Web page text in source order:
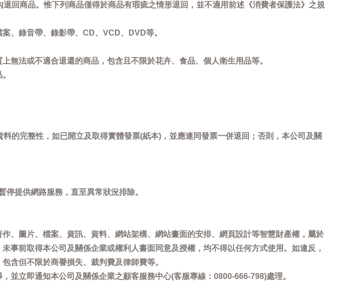
回商品。惟下列商品僅得於商品有瑕疵之情形退回，並不適用前述《消費者保護法》之規
、錄音帶、錄影帶、CD、VCD、DVD等。
無法或不適合退還的商品，包含且不限於花卉、食品、個人衛生用品等。
的完整性，如已開立及取得實體發票(紙本)，並應連同發票一併退回；否則，本公司及關
提供網路服務，直至異常狀況排除。
、圖片、檔案、資訊、資料、網站架構、網站畫面的安排、網頁設計等智慧財產權，屬於
事前取得本公司及關係企業或權利人書面同意及授權，均不得以任何方式使用。如違反，
含但不限於商譽損失、裁判費及律師費等。
並立即通知本公司及關係企業之顧客服務中心(客服專線：0800-666-798)處理。